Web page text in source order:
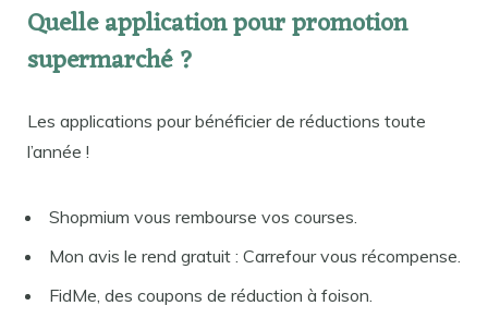
Quelle application pour promotion
supermarché ?
Les applications pour bénéficier de réductions toute
l’année !
Shopmium vous rembourse vos courses.
Mon avis le rend gratuit : Carrefour vous récompense.
FidMe, des coupons de réduction à foison.